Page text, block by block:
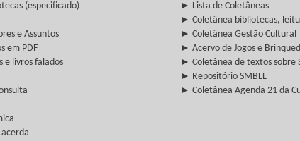
(especificado)
► Lista de Coletâneas
► Coletânea bibliotecas,
e Assuntos
► Coletânea Gestão Cultural
em PDF
► Acervo de Jogos e
e livros falados
► Coletânea de textos sobre
► Repositório SMBLL
► Coletânea Agenda 21 da